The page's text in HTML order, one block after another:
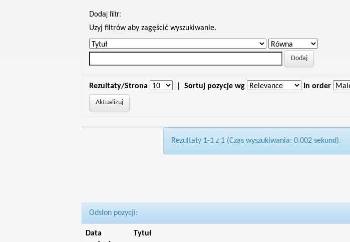
Dodaj filtr:
Uzyj filtrów aby zagęścić wyszukiwanie.
Rezultaty/Strona Sortuj pozycje wg In order
Rezultaty 1-1 z 1 (Czas wyszukiwania: 0.002 sekund).
Odsłon pozycji:
Data
Tytuł